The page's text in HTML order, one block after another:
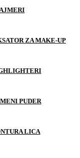
ZA MAKE-UP
PUDER
LICA